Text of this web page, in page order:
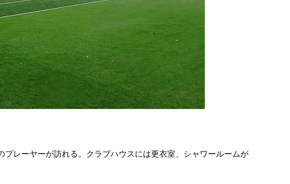
レーヤーが訪れる。クラブハウスには更衣室、シャワールームが